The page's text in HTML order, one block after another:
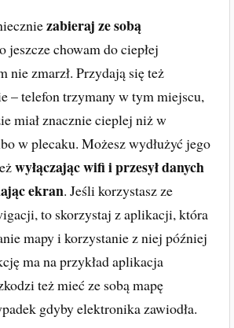
zabieraj ze sobą
jeszcze chowam do ciepłej
nie zmarzł. Przydają się też
– telefon trzymany w tym miejscu,
miał znacznie cieplej niż w
w plecaku. Możesz wydłużyć jego
wyłączając wifi i przesył danych
ekran. Jeśli korzystasz ze
to skorzystaj z aplikacji, która
mapy i korzystanie z niej później
ma na przykład aplikacja
też mieć ze sobą mapę
gdyby elektronika zawiodła.